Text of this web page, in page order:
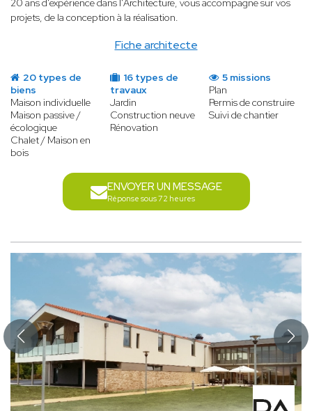
Fiche architecte
20 ans d'expérience dans l'Architecture, vous accompagne sur vos
projets, de la conception à la réalisation.
20 types de
biens
Maison individuelle
Maison passive /
écologique
Chalet / Maison en
bois
16 types de
travaux
Jardin
Construction neuve
Rénovation
5 missions
Plan
Permis de construire
Suivi de chantier
ENVOYER UN MESSAGE
Réponse sous 72 heures